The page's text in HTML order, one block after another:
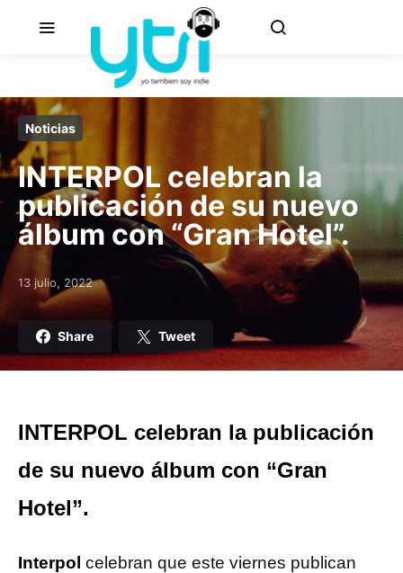
Noticias
INTERPOL celebran la
publicación de su nuevo
álbum con “Gran Hotel”.
Posted on
13 julio, 2022
Share Tweet
INTERPOL celebran la publicación
de su nuevo álbum con “Gran
Hotel”.
Interpol celebran que este viernes publican